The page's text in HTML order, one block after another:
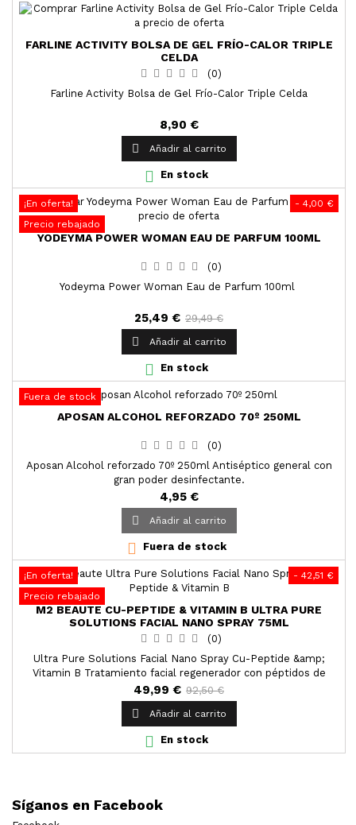
FARLINE ACTIVITY BOLSA DE GEL FRÍO-CALOR TRIPLE
CELDA
(0)
Farline Activity Bolsa de Gel Frío-Calor Triple Celda
8,90 €
 Añadir al carrito
 En stock
- 4,00 €
¡En oferta!
Precio rebajado
YODEYMA POWER WOMAN EAU DE PARFUM 100ML
(0)
Yodeyma Power Woman Eau de Parfum 100ml
25,49 € 29,49 €
 Añadir al carrito
 En stock
Fuera de stock
APOSAN ALCOHOL REFORZADO 70º 250ML
(0)
Aposan Alcohol reforzado 70º 250ml Antiséptico general con
gran poder desinfectante.
4,95 €
 Añadir al carrito
 Fuera de stock
- 42,51 €
¡En oferta!
Precio rebajado
M2 BEAUTE CU-PEPTIDE & VITAMIN B ULTRA PURE
SOLUTIONS FACIAL NANO SPRAY 75ML
(0)
Ultra Pure Solutions Facial Nano Spray Cu-Peptide &amp;
Vitamin B Tratamiento facial regenerador con péptidos de
cobre y vitamina B.Una tez fresca, un brillo luminoso y una
apariencia más joven. La piel está revitalizada, protegida,
hidratada y llena de energía, gracias a este increíble
“combustible cutáneo.
49,99 € 92,50 €
 Añadir al carrito
 En stock
Síganos en Facebook